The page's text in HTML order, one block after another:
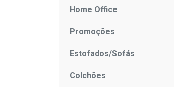
Home Office
Promoções
Estofados/Sofás
Colchões